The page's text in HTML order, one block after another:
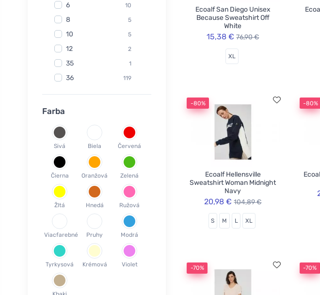
Officina Naturae 6
OnlyBio 1
Endles by Econea 3
Pinke Welle 3
1
Jack n Jill 35
5
1
Circular Cup 1
Neobotanics 17
6 10
8 5
10 5
12 2
35 1
36 119
37
40 59
42 35
43 26
44
18
46
XS 3
S
M 40
L
Farba
Sivá Biela Červená
Čierna Oranžová Zelená
Žltá Hnedá Ružová
Viacfarebné Pruhy Modrá
Tyrkysová Krémová Violet
Ecoalf San Diego Unisex
Because Sweatshirt Off
White
15,38 € 76,90 €
XL
-80%
Ecoalf Hellensville
Sweatshirt Woman Midnight
Navy
20,98 € 104,89 €
S M L XL
-80%
-70% -70%